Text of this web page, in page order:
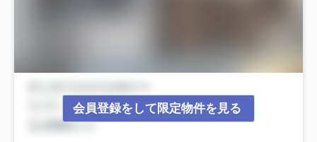
会員登録をして限定物件を見る